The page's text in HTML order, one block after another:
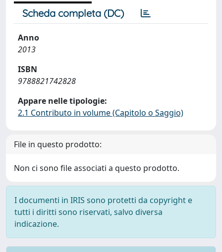
Scheda completa (DC)
Anno
2013
ISBN
9788821742828
Appare nelle tipologie:
2.1 Contributo in volume (Capitolo o Saggio)
File in questo prodotto:
Non ci sono file associati a questo prodotto.
I documenti in IRIS sono protetti da copyright e
tutti i diritti sono riservati, salvo diversa
indicazione.